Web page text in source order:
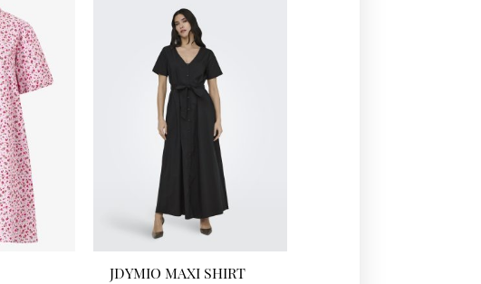
JDYMIO MAXI SHIRT